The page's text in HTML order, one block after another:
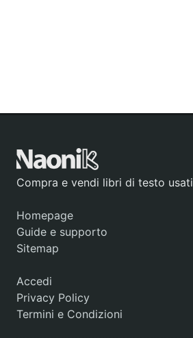
Compra e vendi libri di testo usati
Homepage
Guide e supporto
Sitemap
Accedi
Privacy Policy
Termini e Condizioni